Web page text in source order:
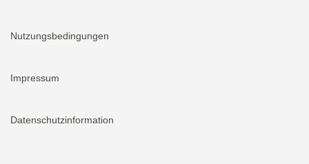
Nutzungsbedingungen
Impressum
Datenschutzinformation